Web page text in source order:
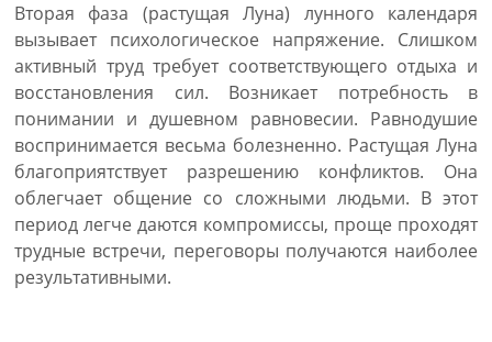
Вторая фаза (растущая Луна) лунного календаря
вызывает психологическое напряжение. Слишком
активный труд требует соответствующего отдыха и
восстановления сил. Возникает потребность в
понимании и душевном равновесии. Равнодушие
воспринимается весьма болезненно. Растущая Луна
благоприятствует разрешению конфликтов. Она
облегчает общение со сложными людьми. В этот
период легче даются компромиссы, проще проходят
трудные встречи, переговоры получаются наиболее
результативными.